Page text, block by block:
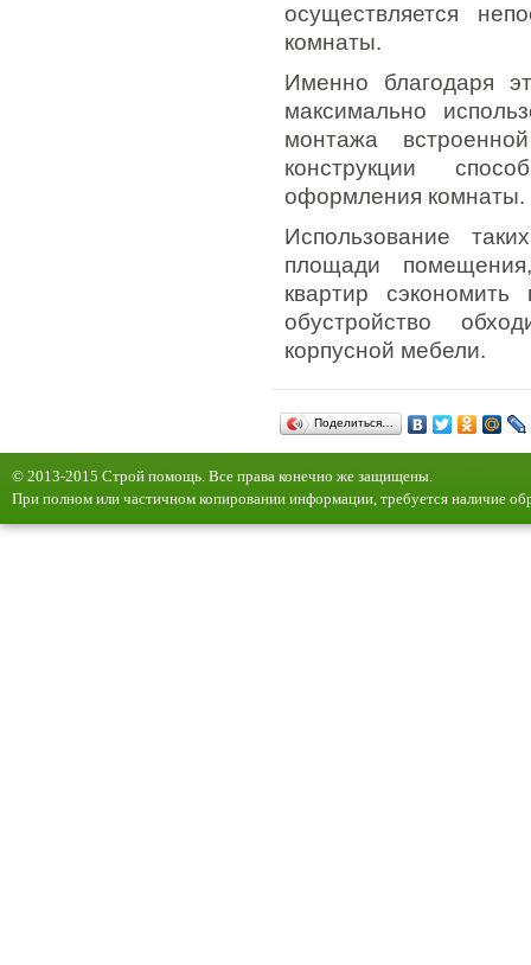
осуществляется
комнаты.
Именно благодаря
максимально
монтажа
конструкции
оформления комнаты.
Использование
площади
квартир
обустройство
корпусной мебели.
Поделиться…
© 2013-2015 Строй помощь. Все права конечно же защищены.
При полном или частичном копировании информации, требуется наличие